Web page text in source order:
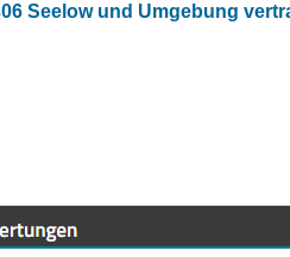
Seelow und Umgebung